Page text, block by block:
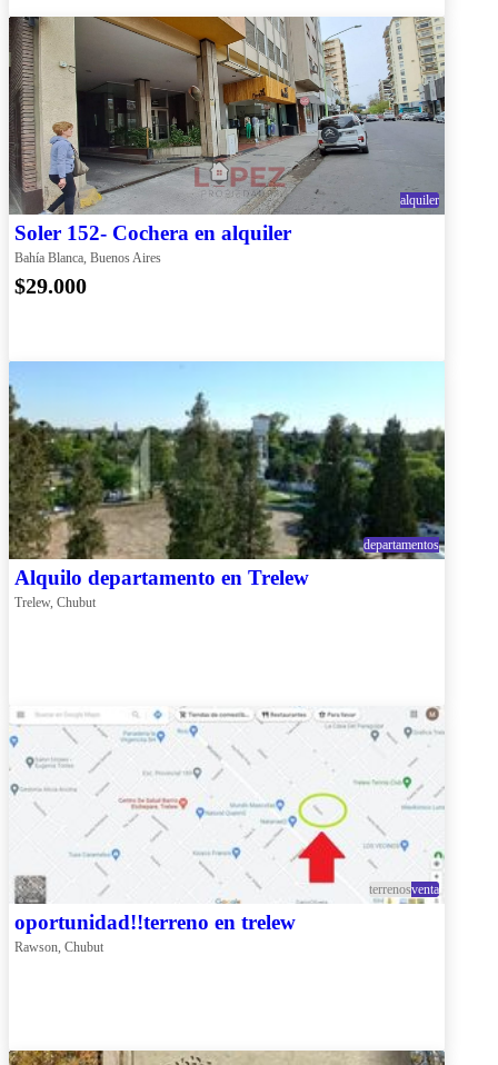
alquiler
Soler 152- Cochera en alquiler
Bahía Blanca, Buenos Aires
$29.000
departamentos
Alquilo departamento en Trelew
Trelew, Chubut
terrenosventa
oportunidad!!terreno en trelew
Rawson, Chubut